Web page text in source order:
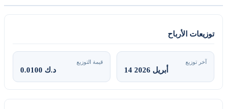
توزيعات الأرباح
آخر توزيع
14 أبريل 2026
قيمة التوزيع
0.0100 د.ك